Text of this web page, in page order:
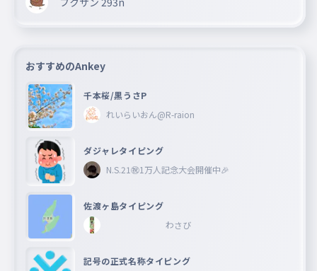
おすすめのAnkey
千本桜/黒うさP
れいらいおん@R-raion
ダジャレタイピング
N.S.21㊗︎1万人記念大会開催中🎉
佐渡ヶ島タイピング
わさび
記号の正式名称タイピング